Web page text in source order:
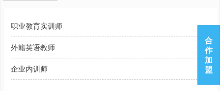
职业教育实训师
外籍英语教师
企业内训师
合
作
加
盟